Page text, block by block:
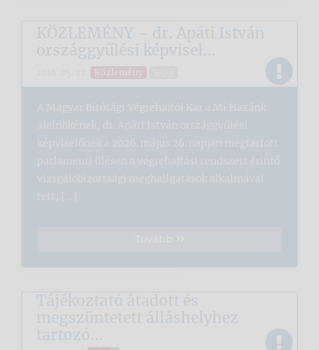
KÖZLEMÉNY – dr. Apáti István
országgyűlési képvisel...
Közlemény
A Magyar Bírósági Végrehajtói Kar a Mi Hazánk
alelnökének, dr. Apáti István országgyűlési
képviselőnek a 2026. május 26. napján megtartott
parlamenti ülésen a végrehajtási rendszert érintő
vizsgálóbizottsági meghallgatások alkalmával
tett, […]
Tájékoztató átadott és
megszüntetett álláshelyhez
tartozó...